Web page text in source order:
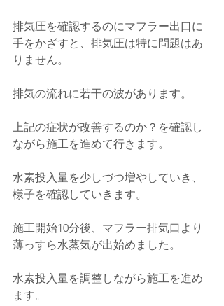
排気圧を確認するのにマフラー出口に
手をかざすと、排気圧は特に問題はあ
りません。
排気の流れに若干の波があります。
上記の症状が改善するのか？を確認し
ながら施工を進めて行きます。
水素投入量を少しづつ増やしていき、
様子を確認していきます。
施工開始10分後、マフラー排気口より
薄っすら水蒸気が出始めました。
水素投入量を調整しながら施工を進め
ます。